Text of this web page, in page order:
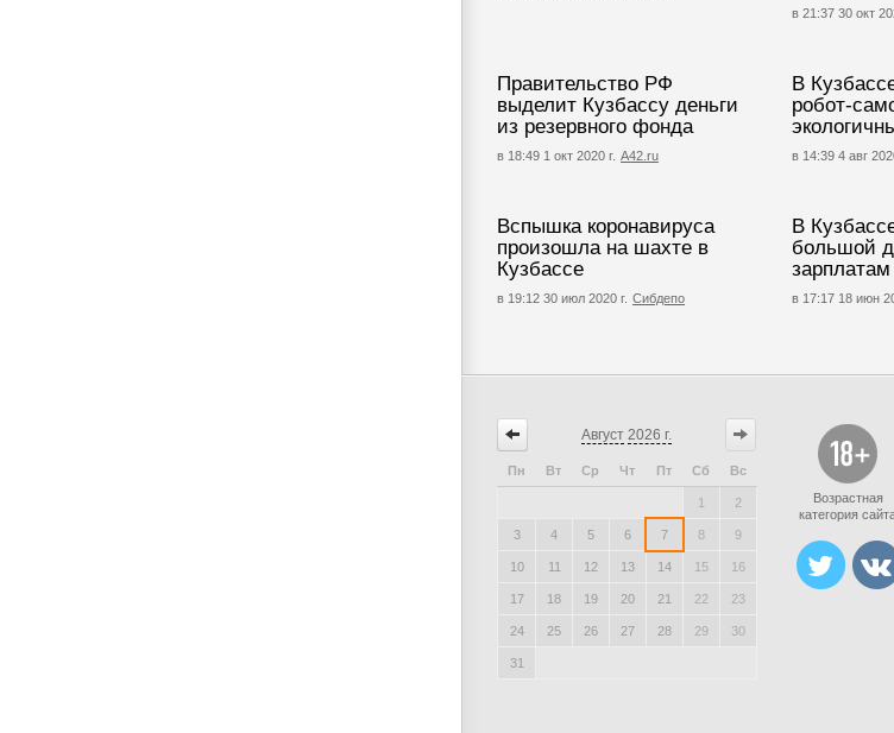
в 21:37 30 окт
Правительство РФ
выделит Кузбассу деньги
из резервного фонда
в 18:49 1 окт 2020 г. A42.ru
В
робот-
в 14:39 4 авг
Вспышка коронавируса
произошла на шахте в
Кузбассе
в 19:12 30 июл 2020 г. Сибдепо
В
большой
в 17:17 18 июн
Август 2026 г.
Пн Вт Ср Чт Пт Сб Вс
1 2
3 4 5 6 7 8 9
10 11 12 13 14 15 16
17 18 19 20 21 22 23
24 25 26 27 28 29 30
31
Возрастная
категория